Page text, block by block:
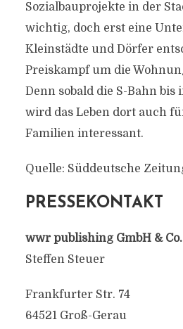
Sozialbauprojekte in der
wichtig, doch erst eine
Kleinstädte und Dörfer
Preiskampf um die
Denn sobald die S-Bahn
wird das Leben dort auch
Familien interessant.
Quelle: Süddeutsche
PRESSEKONTAKT
wwr publishing GmbH & Co.
Steffen Steuer
Frankfurter Str. 74
64521 Groß-Gerau